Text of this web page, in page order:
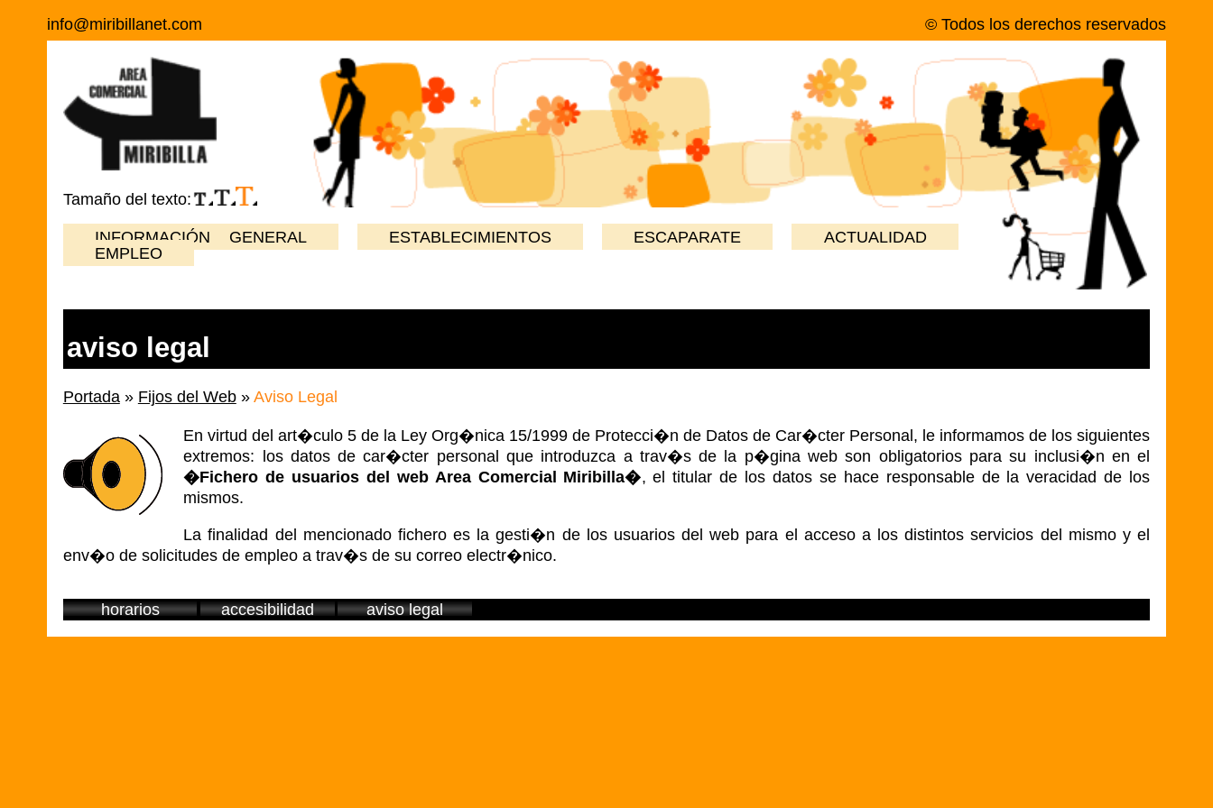
info@miribillanet.com © Todos los derechos reservados
Tamaño del texto:
INFORMACIÓN GENERAL ESTABLECIMIENTOS ESCAPARATE
ACTUALIDAD
EMPLEO
aviso legal
Portada» Fijos del Web» Aviso Legal
En virtud del art�culo 5 de la Ley Org�nica 15/1999 de Protecci�n de Datos de Car�cter Personal, le informamos de los siguientes
extremos: los datos de car�cter personal que introduzca a trav�s de la p�gina web son obligatorios para su inclusi�n en el
�Fichero de usuarios del web Area Comercial Miribilla�, el titular de los datos se hace responsable de la veracidad de los
mismos.
La finalidad del mencionado fichero es la gesti�n de los usuarios del web para el acceso a los distintos servicios del mismo y el
env�o de solicitudes de empleo a trav�s de su correo electr�nico.
horarios accesibilidad aviso legal